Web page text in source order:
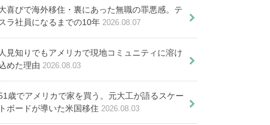
日本文化を世界へー日本舞
踊の名取師範、海外での挑
戦ー
住７つの魅力！世界一幸福な国
ってどんな国？
請方法を解説
留学を決意した理由
教える現地の本当の治安事情
喜びで海外移住・裏にあった無職の罪悪感。テ
ラ社員になるまでの10年 2026.08.07
人見知りでもアメリカで現地コミュニティに溶け
めた理由 2026.08.03
歳でアメリカで家を買う。元大工が語るスケー
トボードが導いた米国移住 2026.08.03